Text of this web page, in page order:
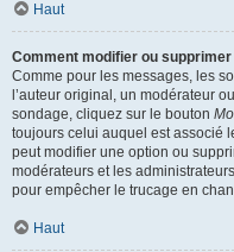
Haut
Comment modifier ou supprimer
Comme pour les messages, les
l’auteur original, un modérateur
sondage, cliquez sur le bouton
toujours celui auquel est associé
peut modifier une option ou
modérateurs et les
pour empêcher le trucage en
Haut